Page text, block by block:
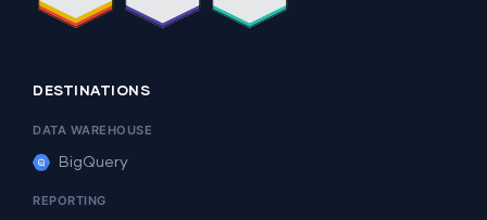
DESTINATIONS
DATA WAREHOUSE
BigQuery
REPORTING